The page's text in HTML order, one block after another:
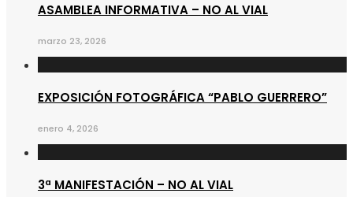
ASAMBLEA INFORMATIVA – NO AL VIAL
marzo 23, 2026
EXPOSICIÓN FOTOGRÁFICA “PABLO GUERRERO”
enero 4, 2026
3ª MANIFESTACIÓN – NO AL VIAL